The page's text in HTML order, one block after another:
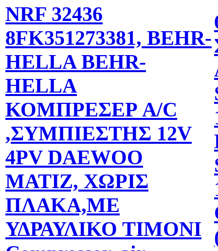
NRF 32436
8FK351273381, BEHR-
HELLA BEHR-
HELLA
ΚΟΜΠΡΕΣΕΡ A/C
,ΣΥΜΠΙΕΣΤΗΣ 12V
4PV DAEWOO
MATIZ, ΧΩΡΙΣ
ΠΛΑΚΑ,ΜΕ
ΥΔΡΑΥΛΙΚΟ ΤΙΜΟΝΙ